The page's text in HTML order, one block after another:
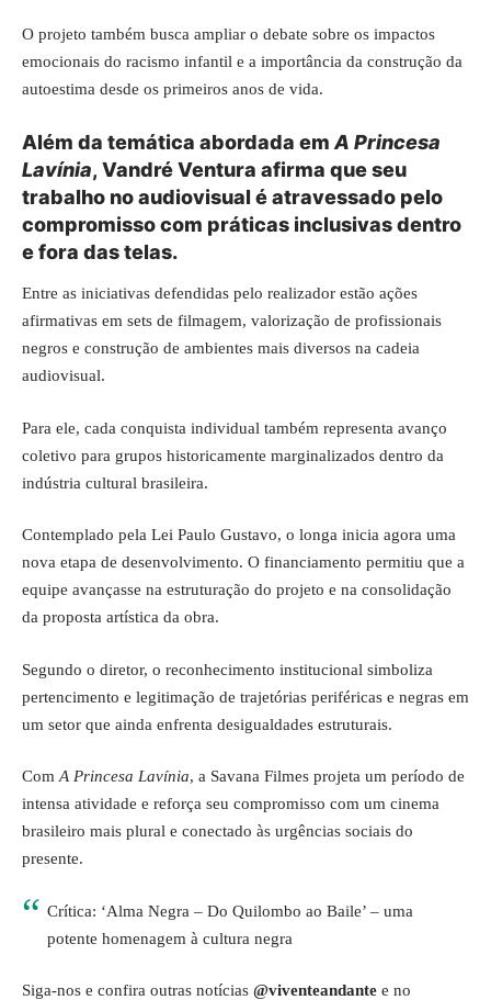
O projeto também busca ampliar o debate sobre os impactos
emocionais do racismo infantil e a importância da construção da
autoestima desde os primeiros anos de vida.
Além da temática abordada em A Princesa
Lavínia, Vandré Ventura afirma que seu
trabalho noaudiovisual é atravessado pelo
compromisso com práticas inclusivas dentro
e fora das telas.
Entre as iniciativas defendidas pelo realizador estão ações
afirmativas em sets de filmagem, valorização de profissionais
negros e construção de ambientes mais diversos na cadeia
audiovisual.
Para ele, cada conquista individual também representa avanço
coletivo para grupos historicamente marginalizados dentro da
indústria cultural brasileira.
Contemplado pela Lei Paulo Gustavo, o longa inicia agora uma
nova etapa de desenvolvimento. O financiamento permitiu que a
equipe avançasse na estruturação do projeto e na consolidação
da proposta artística da obra.
Segundo o diretor, o reconhecimento institucional simboliza
pertencimento e legitimação de trajetórias periféricas e negras em
um setor que ainda enfrenta desigualdades estruturais.
Com A Princesa Lavínia, a Savana Filmes projeta um período de
intensa atividade e reforça seu compromisso com um cinema
brasileiro mais plural e conectado às urgências sociais do
presente.
Crítica: ‘Alma Negra – Do Quilombo ao Baile’ – uma
potente homenagem à cultura negra
Siga-nos e confira outras notícias @viventeandante e no